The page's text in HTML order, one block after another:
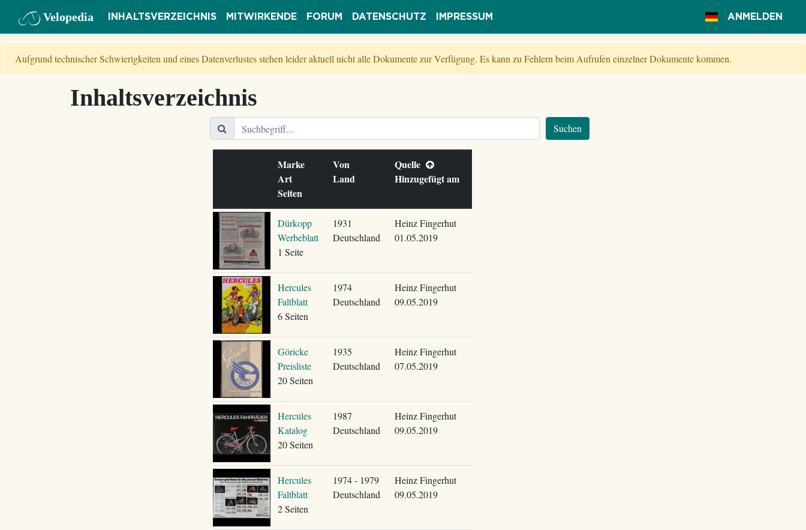
Velopedia INHALTSVERZEICHNIS MITWIRKENDE FORUM DATENSCHUTZ IMPRESSUM ANMELDEN
Aufgrund technischer Schwierigkeiten und eines Datenverlustes stehen leider aktuell nicht alle Dokumente zur Verfügung. Es kann zu Fehlern beim Aufrufen einzelner Dokumente kommen.
Inhaltsverzeichnis
Suchen
Marke
Art
Seiten
Von
Land
Quelle
Hinzugefügt am
Dürkopp
Werbeblatt
1 Seite
1931
Deutschland
Heinz Fingerhut
01.05.2019
Hercules
Faltblatt
6 Seiten
1974
Deutschland
Heinz Fingerhut
09.05.2019
Göricke
Preisliste
20 Seiten
1935
Deutschland
Heinz Fingerhut
07.05.2019
Hercules
Katalog
20 Seiten
1987
Deutschland
Heinz Fingerhut
09.05.2019
Hercules
Faltblatt
2 Seiten
1974 - 1979
Deutschland
Heinz Fingerhut
09.05.2019